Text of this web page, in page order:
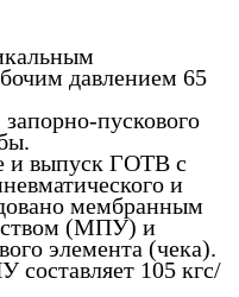
давлением 65
пускового
и выпуск ГОТВ с
и
мембранным
(МПУ) и
элемента (чека).
составляет 105 кгс/